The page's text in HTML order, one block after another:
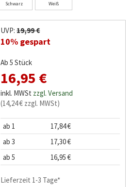
Schwarz Weiß
UVP:19,99 €
10% gespart
Ab 5 Stück
16,95 €
inkl. MWSt zzgl. Versand
(14,24 € zzgl. MWSt)
ab 1
17,84 €
ab 3
17,30 €
ab 5
16,95 €
Lieferzeit 1-3 Tage*